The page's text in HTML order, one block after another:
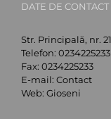
DATE DE CONTACT
Str. Principală, nr.
Telefon: 0234225233
Fax: 0234225233
E-mail: Contact
Web: Gioseni